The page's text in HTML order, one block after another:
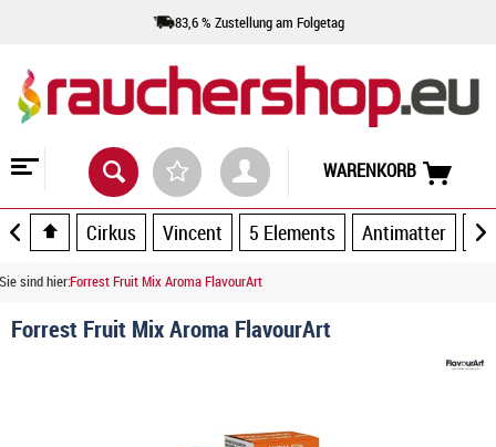
83,6 % Zustellung am Folgetag
WARENKORB
Cirkus Vincent 5 Elements Antimatter
Sie sind hier:Forrest Fruit Mix Aroma FlavourArt
Forrest Fruit Mix Aroma FlavourArt